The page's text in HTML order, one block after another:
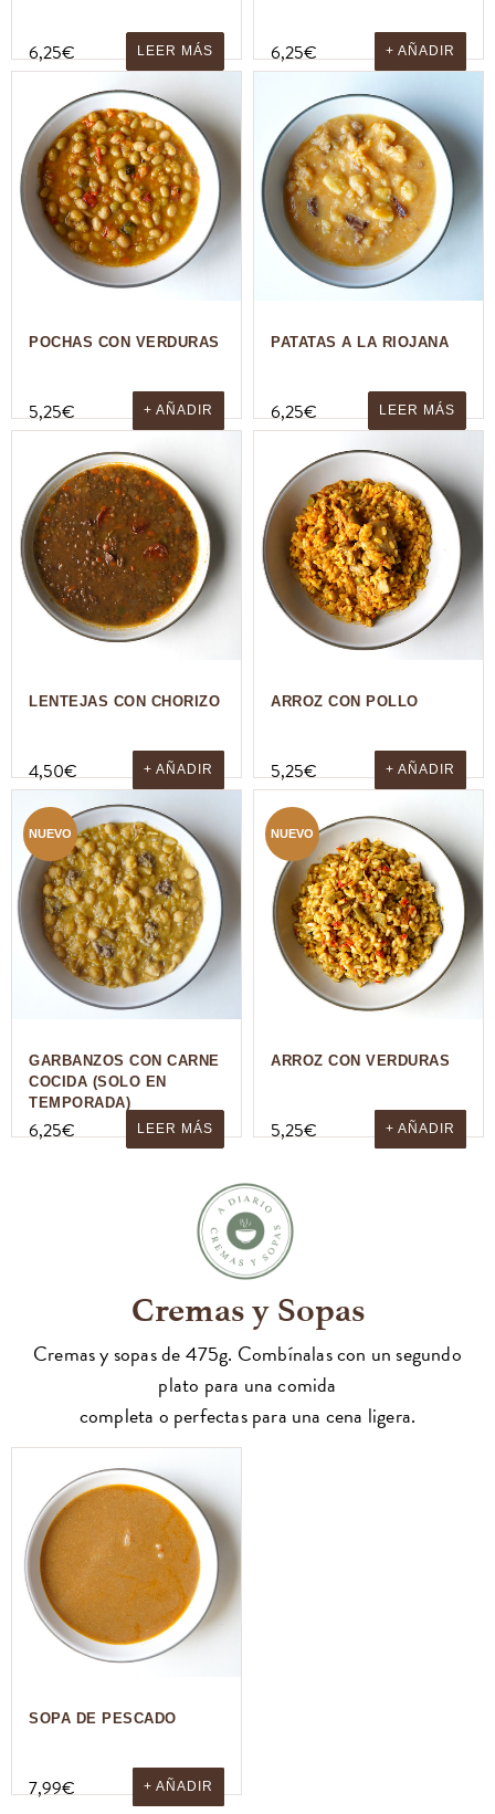
6,25€ LEER MÁS 6,25€ + AÑADIR
POCHAS CON VERDURAS
5,25€ + AÑADIR
PATATAS A LA RIOJANA
6,25€ LEER MÁS
LENTEJAS CON CHORIZO
4,50€ + AÑADIR
ARROZ CON POLLO
5,25€ + AÑADIR
NUEVO
GARBANZOS CON CARNE
COCIDA (SOLO EN
TEMPORADA)
6,25€ LEER MÁS
NUEVO
ARROZ CON VERDURAS
5,25€ + AÑADIR
Cremas y Sopas
Cremas y sopas de 475g. Combínalas con un segundo
plato para una comida
completa o perfectas para una cena ligera.
SOPA DE PESCADO
7,99€ + AÑADIR